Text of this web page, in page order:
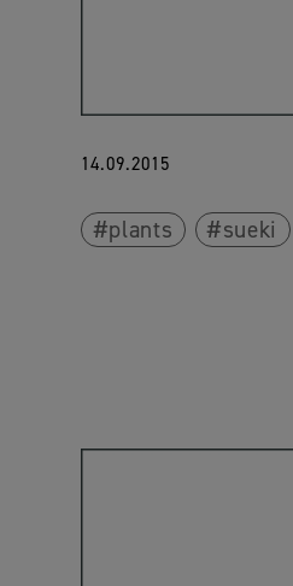
14.09.2015
plants sueki